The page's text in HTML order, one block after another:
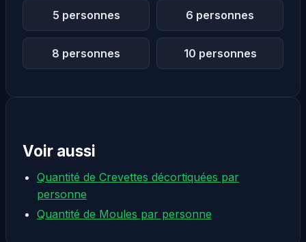
5 personnes 6 personnes
8 personnes 10 personnes
Voir aussi
Quantité de Crevettes décortiquées par
personne
Quantité de Moules par personne